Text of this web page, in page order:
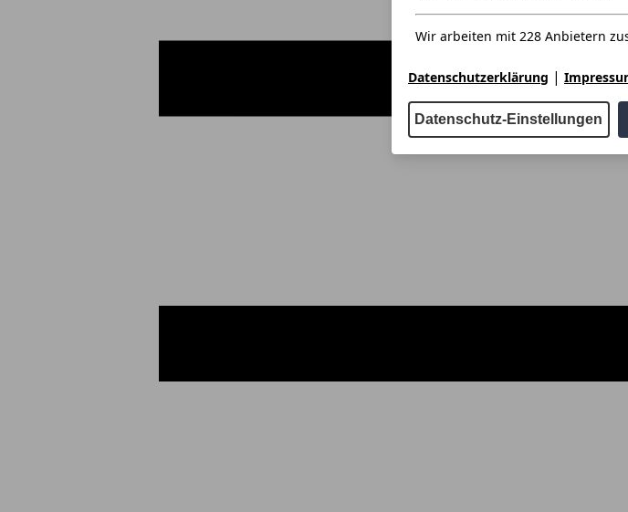
Wir arbeiten mit 228 Anbietern
Datenschutzerklärung |
Datenschutz-Einstellungen